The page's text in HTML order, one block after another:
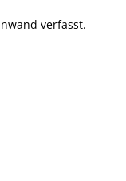
verfasst.